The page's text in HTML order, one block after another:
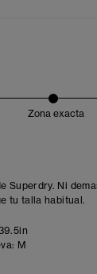
Zona exacta
Superdry. Ni
tu talla habitual.
M